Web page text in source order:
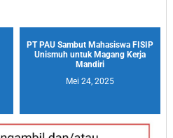
PT PAU Sambut Mahasiswa FISIP
Unismuh untuk Magang Kerja
Mandiri
Mei 24, 2025